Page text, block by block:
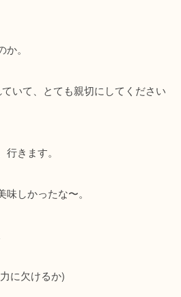
。
いて、とても親切にしてください
きます。
しかったな〜。
に欠けるか)